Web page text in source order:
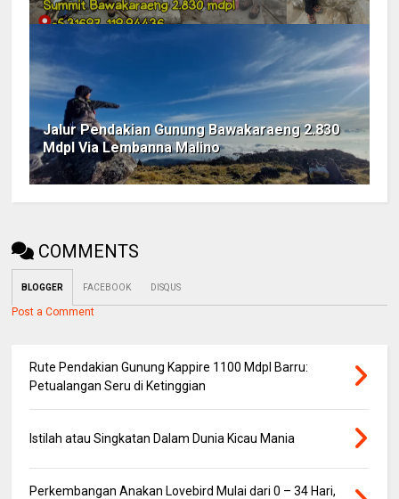
Jalur Pendakian Gunung Bawakaraeng 2.830
Mdpl Via Lembanna Malino
COMMENTS
BLOGGER FACEBOOK DISQUS
Post a Comment
Rute Pendakian Gunung Kappire 1100 Mdpl Barru:
Petualangan Seru di Ketinggian
Istilah atau Singkatan Dalam Dunia Kicau Mania
Perkembangan Anakan Lovebird Mulai dari 0 – 34 Hari,